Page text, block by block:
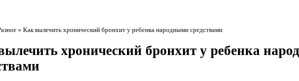
» Как вылечить хронический бронхит у ребенка народными средствами
хронический бронхит у ребенка